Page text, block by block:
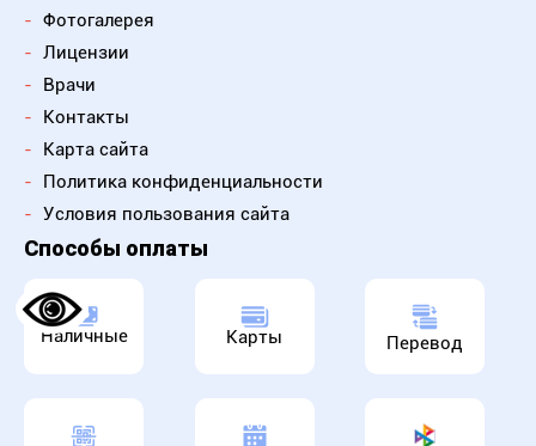
- Фотогалерея
- Лицензии
-
Врачи
-
Контакты
-
Карта сайта
-
Политика конфиденциальности
- Условия пользования сайта
Способы оплаты
Наличные Карты Перевод